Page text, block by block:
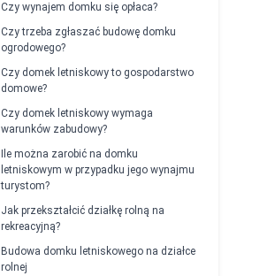
Czy wynajem domku się opłaca?
Czy trzeba zgłaszać budowę domku
ogrodowego?
Czy domek letniskowy to gospodarstwo
domowe?
Czy domek letniskowy wymaga
warunków zabudowy?
Ile można zarobić na domku
letniskowym w przypadku jego wynajmu
turystom?
Jak przekształcić działkę rolną na
rekreacyjną?
Budowa domku letniskowego na działce
rolnej